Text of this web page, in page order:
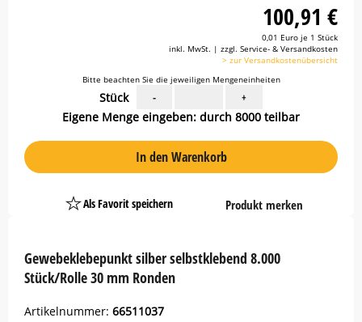
Gewebeklebepunkt silber selbstklebend 8.000
Stück/Rolle 30 mm Ronden
Artikelnummer: 66511037
100,91 €
0,01 Euro je 1 Stück
inkl. MwSt. | zzgl. Service- & Versandkosten
> zur Versandkostenübersicht
Bitte beachten Sie die jeweiligen Mengeneinheiten
Stück - +
Eigene Menge eingeben: durch 8000 teilbar
In den Warenkorb
Als Favorit speichern
PlatzhalterProdukt merken